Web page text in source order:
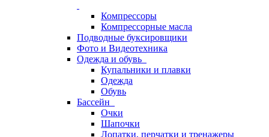
Компрессоры
Компрессорные масла
Подводные буксировщики
Фото и Видеотехника
Одежда и обувь
Купальники и плавки
Одежда
Обувь
Бассейн
Очки
Шапочки
Лопатки, перчатки и тренажеры